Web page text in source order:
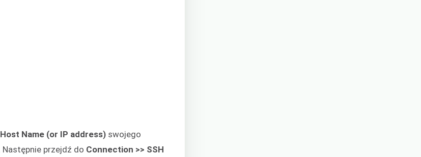
Host Name (or IP address) swojego
. Następnie przejdź do Connection >> SSH